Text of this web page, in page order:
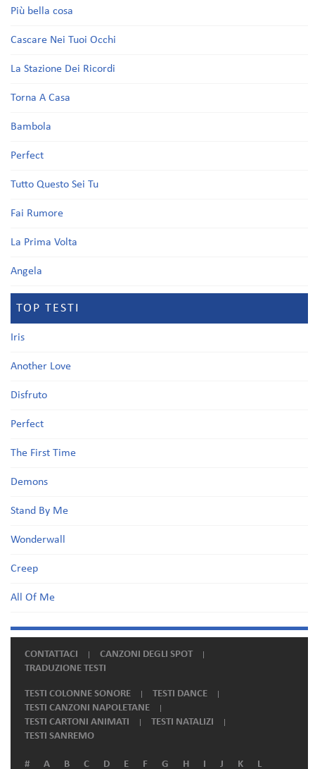
Più bella cosa
Cascare Nei Tuoi Occhi
La Stazione Dei Ricordi
Torna A Casa
Bambola
Perfect
Tutto Questo Sei Tu
Fai Rumore
La Prima Volta
Angela
TOP TESTI
Iris
Another Love
Disfruto
Perfect
The First Time
Demons
Stand By Me
Wonderwall
Creep
All Of Me
CONTATTACI
CANZONI DEGLI SPOT
TRADUZIONE TESTI
TESTI COLONNE SONORE
TESTI DANCE
TESTI CANZONI NAPOLETANE
TESTI CARTONI ANIMATI
TESTI NATALIZI
TESTI SANREMO
# A B C D E F G H I J K L